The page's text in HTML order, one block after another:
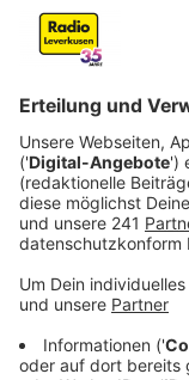
Veröffentlicht:
Die zweite Hälfte
diesem Jahr
hat die Autobahn
angekündigt. Die
beiden
neuen Jahr liegt
allem auf zwei
fertigstellen und